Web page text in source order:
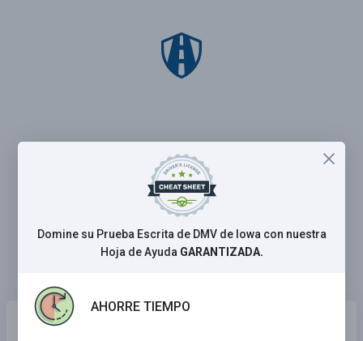
Vea las
Domine su Prueba Escrita de DMV de Iowa con nuestra
Hoja de Ayuda GARANTIZADA.
AHORRE TIEMPO